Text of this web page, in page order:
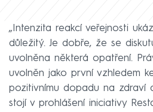
„Intenzita reakcí veřejnosti
důležitý. Je dobře, že se
uvolněna některá opatření.
uvolněn jako první vzhledem
pozitivnímu dopadu na zdraví
stojí v prohlášení iniciativy